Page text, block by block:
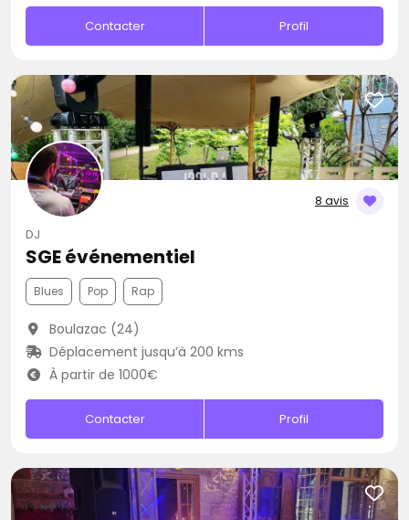
Contacter Profil
8 avis
DJ
SGE événementiel
Blues Pop Rap
Boulazac (24)
Déplacement jusqu’à 200 kms
À partir de 1000€
Contacter Profil